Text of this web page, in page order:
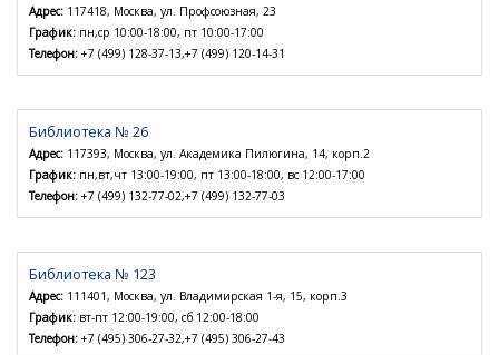
Адрес: 117418, Москва, ул. Профсоюзная, 23
График: пн,ср 10:00-18:00, пт 10:00-17:00
Телефон: +7 (499) 128-37-13,+7 (499) 120-14-31
Библиотека № 26
Адрес: 117393, Москва, ул. Академика Пилюгина, 14, корп.2
График: пн,вт,чт 13:00-19:00, пт 13:00-18:00, вс 12:00-17:00
Телефон: +7 (499) 132-77-02,+7 (499) 132-77-03
Библиотека № 123
Адрес: 111401, Москва, ул. Владимирская 1-я, 15, корп.3
График: вт-пт 12:00-19:00, сб 12:00-18:00
Телефон: +7 (495) 306-27-32,+7 (495) 306-27-43